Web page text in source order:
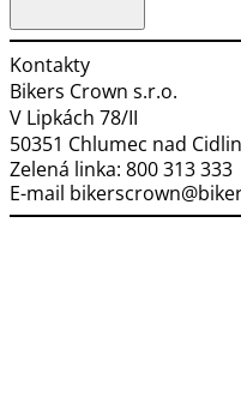
Kontakty
Bikers Crown s.r.o.
V Lipkách 78/II
50351 Chlumec nad
Zelená linka: 800 313 333
E-mail